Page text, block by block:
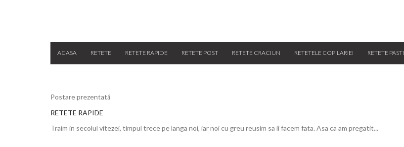
ACASA RETETE RETETE RAPIDE RETETE POST RETETE CRACIUN RETETELE COPILARIEI RETETE PASTI
Postare prezentată
RETETE RAPIDE
Traim in secolul vitezei, timpul trece pe langa noi, iar noi cu greu reusim sa ii facem fata. Asa ca am pregatit...